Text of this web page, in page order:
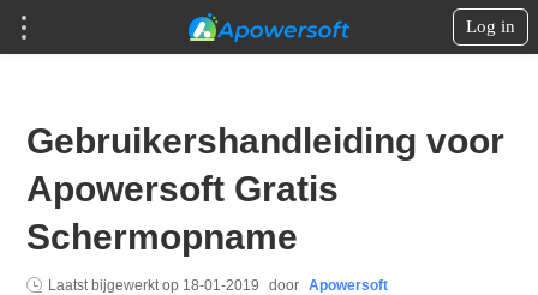
Log in
Gebruikershandleiding voor
Apowersoft Gratis
Schermopname
Laatst bijgewerkt op 18-01-2019 door Apowersoft